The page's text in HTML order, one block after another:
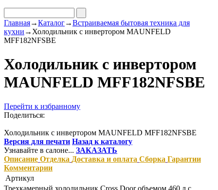
Главная→Каталог→Встраиваемая бытовая техника для
кухни → Холодильник с инвертором MAUNFELD
MFF182NFSBE
Холодильник с инвертором
MAUNFELD MFF182NFSBE
Перейти к избранному
Поделиться:
Холодильник с инвертором MAUNFELD MFF182NFSBE
Версия для печати Назад к каталогу
Узнавайте в салоне... ЗАКАЗАТЬ
Описание Отделка Доставка и оплата Сборка Гарантии
Комментарии
Артикул
Трехкамерный холодильник Cross Door объемом 460 л с